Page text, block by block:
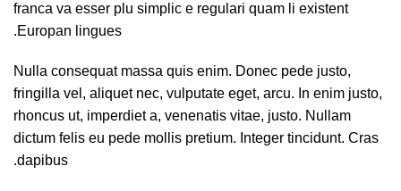
franca va esser plu simplic e regulari quam li existent
Europan lingues.
Nulla consequat massa quis enim. Donec pede justo,
fringilla vel, aliquet nec, vulputate eget, arcu. In enim justo,
rhoncus ut, imperdiet a, venenatis vitae, justo. Nullam
dictum felis eu pede mollis pretium. Integer tincidunt. Cras
dapibus.